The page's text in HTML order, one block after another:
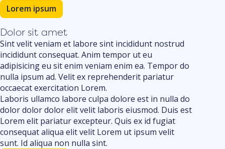
Lorem ipsum
Dolor sit amet
Sint velit veniam et labore sint incididunt nostrud
incididunt consequat. Anim tempor ut eu
adipisicing eu sit enim veniam enim ea. Tempor do
nulla ipsum ad. Velit ex reprehenderit pariatur
occaecat exercitation Lorem.
Laboris ullamco labore culpa dolore est in nulla do
dolor dolor dolor elit velit laboris eiusmod. Duis est
Lorem elit pariatur excepteur. Quis ex id fugiat
consequat aliqua elit velit Lorem ut ipsum velit
sunt. Id aliqua non nulla sint.